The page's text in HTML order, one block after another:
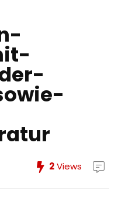
2Views